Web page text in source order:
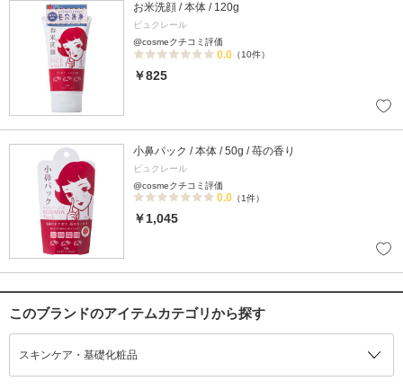
お米洗顔 / 本体 / 120g
ビュクレール
@cosmeクチコミ評価
0.0 （10件）
￥825
小鼻パック / 本体 / 50g / 苺の香り
ビュクレール
@cosmeクチコミ評価
0.0 （1件）
￥1,045
このブランドのアイテムカテゴリから探す
スキンケア・基礎化粧品